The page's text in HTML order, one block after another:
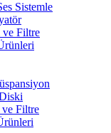
Sistemle
ve Filtre
ve Filtre